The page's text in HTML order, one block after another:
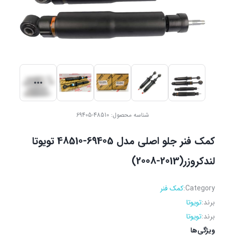
شناسه محصول:48510-69405
کمک فنر جلو اصلی مدل 69405-48510 تویوتا
لندکروزر(2013-2008)
Category:کمک فنر
برند:تویوتا
برند:تویوتا
ویژگی‌ها